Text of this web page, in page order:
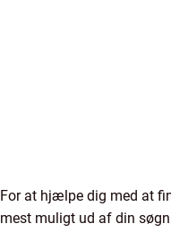
For at hjælpe dig med at
mest muligt ud af din